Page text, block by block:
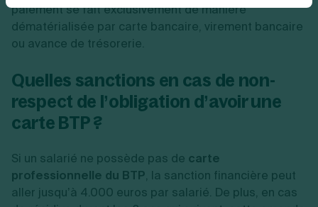
paiement se fait exclusivement de manière
dématérialisée par carte bancaire, virement bancaire
ou avance de trésorerie.
Quelles sanctions en cas de non-
respect de l’obligation d’avoir une
carte BTP ?
Si un salarié ne possède pas de carte
professionnelle du BTP, la sanction financière peut
aller jusqu’à 4.000 euros par salarié. De plus, en cas